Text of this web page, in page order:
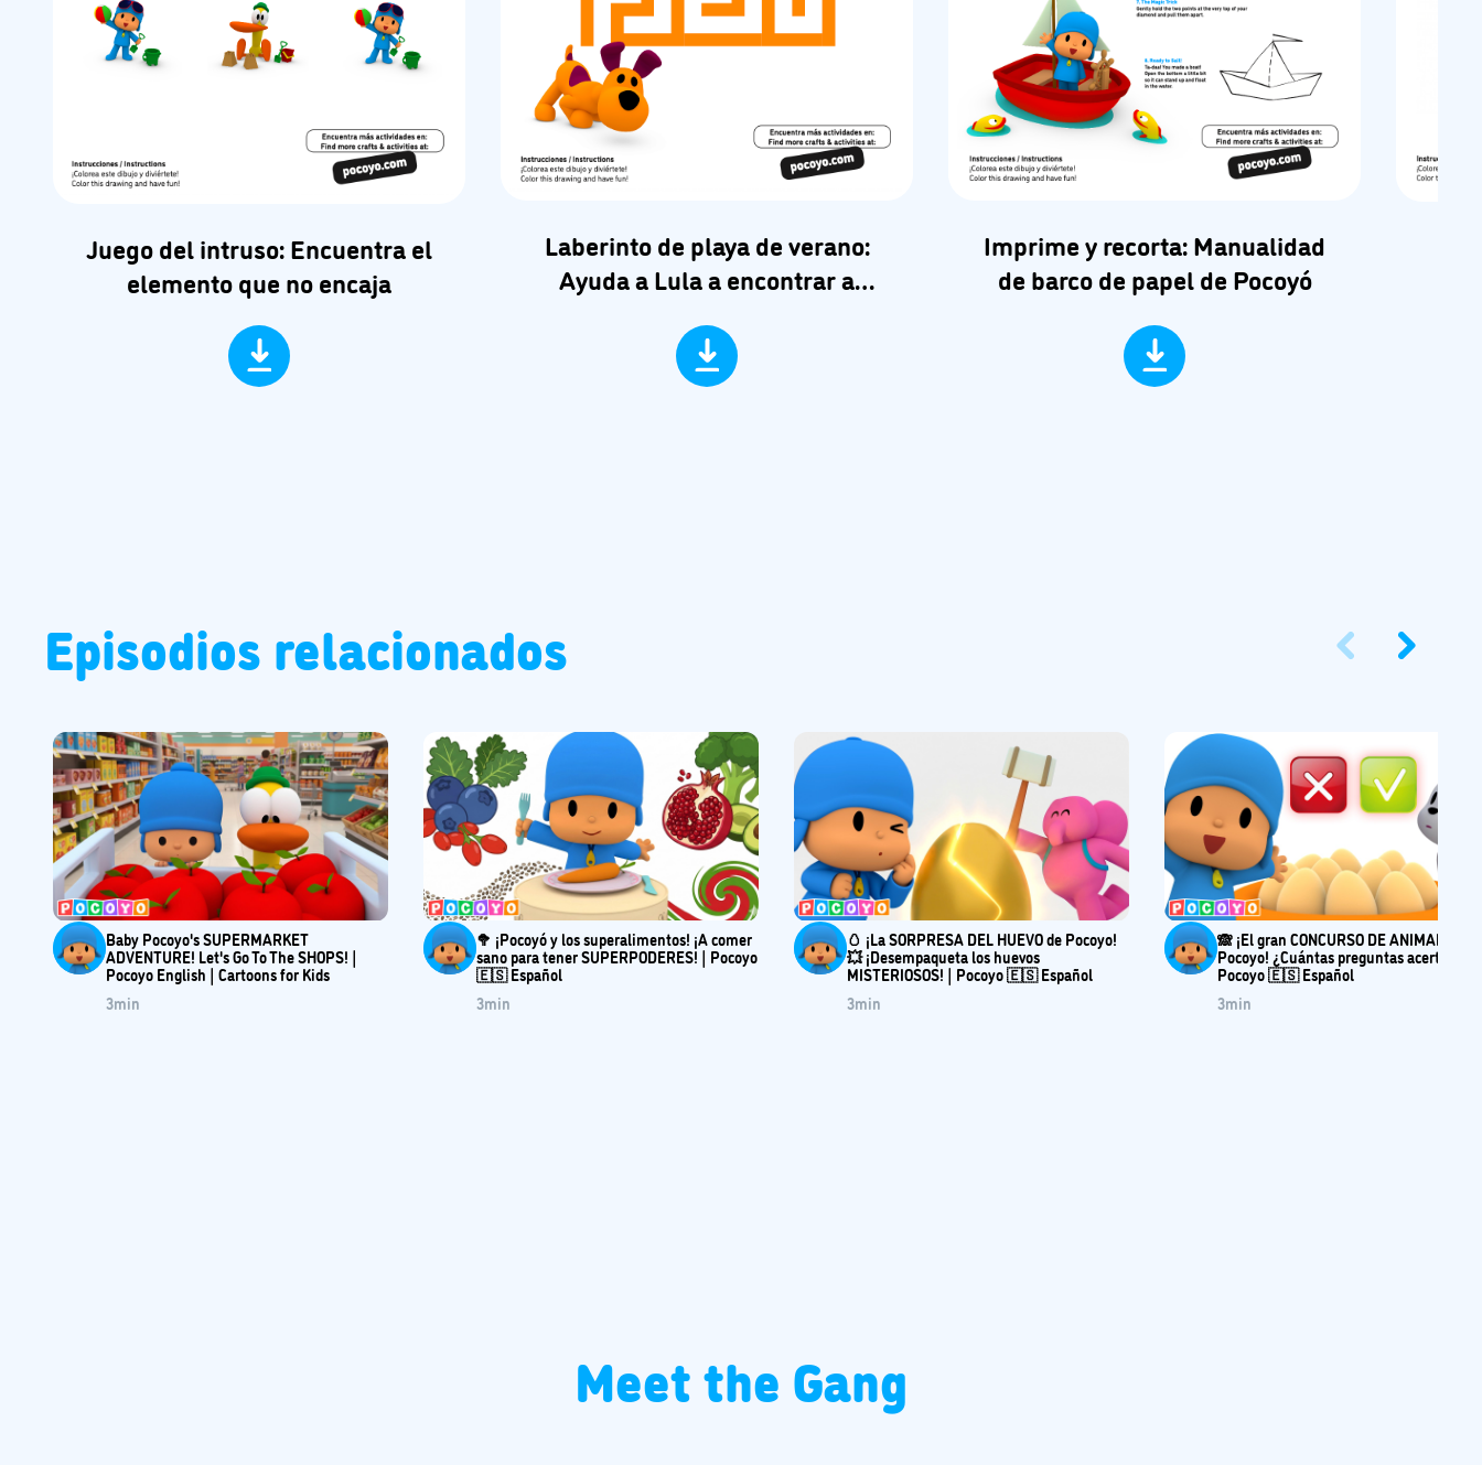
Juego del intruso: Encuentra el
elemento que no encaja
Laberinto de playa de verano:
Ayuda a Lula a encontrar a
Imprime y recorta: Manualidad
de barco de papel de Pocoyó
Episodios relacionados
Baby Pocoyo's SUPERMARKET
ADVENTURE! Let's Go To The SHOPS! |
Pocoyo English | Cartoons for Kids
3min
🥦 ¡Pocoyó y los superalimentos! ¡A comer
sano para tener SUPERPODERES! | Pocoyo
🇪🇸 Español
3min
🥚 ¡La SORPRESA DEL HUEVO de Pocoyo!
💥 ¡Desempaqueta los huevos
MISTERIOSOS! | Pocoyo 🇪🇸 Español
3min
🙈 ¡El gran CONCURSO DE ANIMALES de
Pocoyo! ¿Cuántas preguntas acertarás?
Pocoyo 🇪🇸 Español
3min
Meet the Gang